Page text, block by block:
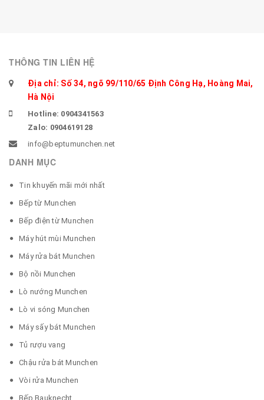
THÔNG TIN LIÊN HỆ
Địa chỉ: Số 34, ngõ 99/110/65 Định Công Hạ, Hoàng Mai,
Hà Nội
Hotline: 0904341563
Zalo: 0904619128
info@beptumunchen.net
DANH MỤC
Tin khuyến mãi mới nhất
Bếp từ Munchen
Bếp điện từ Munchen
Máy hút mùi Munchen
Máy rửa bát Munchen
Bộ nồi Munchen
Lò nướng Munchen
Lò vi sóng Munchen
Máy sấy bát Munchen
Tủ rượu vang
Chậu rửa bát Munchen
Vòi rửa Munchen
Bếp Bauknecht